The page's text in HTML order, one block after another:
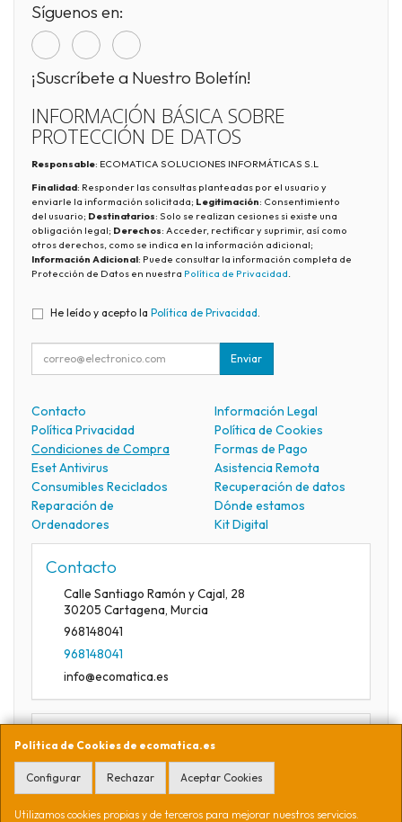
Política de Cookies de ecomatica.es
Configurar Rechazar Aceptar Cookies
Utilizamos cookies propias y de terceros para mejorar nuestros servicios.
Síguenos en:
¡Suscríbete a Nuestro Boletín!
INFORMACIÓN BÁSICA SOBRE
PROTECCIÓN DE DATOS
Responsable: ECOMATICA SOLUCIONES INFORMÁTICAS S.L
Finalidad: Responder las consultas planteadas por el usuario y
enviarle la información solicitada; Legitimación: Consentimiento
del usuario; Destinatarios: Solo se realizan cesiones si existe una
obligación legal; Derechos: Acceder, rectificar y suprimir, así como
otros derechos, como se indica en la información adicional;
Información Adicional: Puede consultar la información completa de
Protección de Datos en nuestra Política de Privacidad.
He leído y acepto la Política de Privacidad
Enviar
Contacto
Información Legal
Política Privacidad
Política de Cookies
Condiciones de Compra
Formas de Pago
Eset Antivirus
Asistencia Remota
Consumibles Reciclados
Recuperación de datos
Reparación de
Ordenadores
Dónde estamos
Kit Digital
Contacto
Calle Santiago Ramón y Cajal, 28
30205 Cartagena, Murcia
968148041
968148041
info@ecomatica.es
Horario
09:30-13:30